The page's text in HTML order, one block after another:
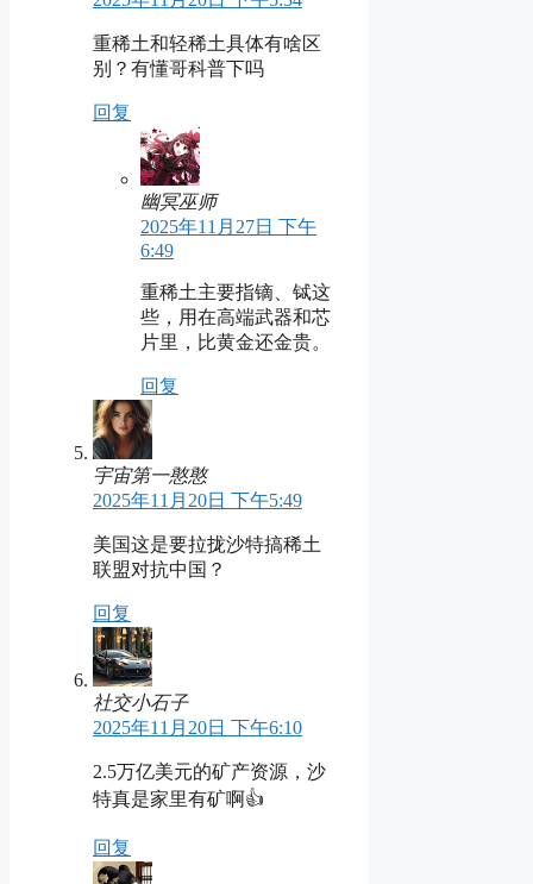
重稀土和轻稀土具体有啥区
别？有懂哥科普下吗
回复
幽冥巫师
2025年11月27日 下午
6:49
重稀土主要指镝、铽这
些，用在高端武器和芯
片里，比黄金还金贵。
回复
宇宙第一憨憨
2025年11月20日 下午5:49
美国这是要拉拢沙特搞稀土
联盟对抗中国？
回复
社交小石子
2025年11月20日 下午6:10
2.5万亿美元的矿产资源，沙
特真是家里有矿啊👍
回复